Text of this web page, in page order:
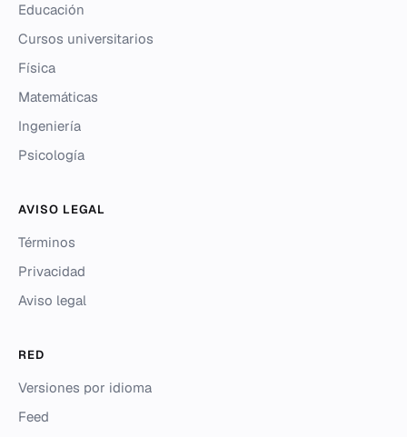
Educación
Cursos universitarios
Física
Matemáticas
Ingeniería
Psicología
AVISO LEGAL
Términos
Privacidad
Aviso legal
RED
Versiones por idioma
Feed